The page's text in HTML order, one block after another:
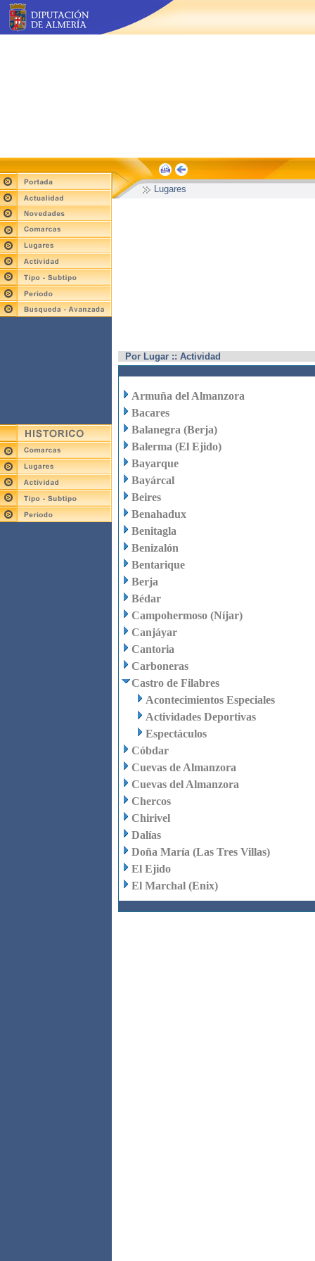
Lugares
Por Lugar :: Actividad
Armuña del Almanzora
Bacares
Balanegra (Berja)
Balerma (El Ejido)
Bayarque
Bayárcal
Beires
Benahadux
Benitagla
Benizalón
Bentarique
Berja
Bédar
Campohermoso (Níjar)
Canjáyar
Cantoria
Carboneras
Castro de Filabres
Acontecimientos Especiales
Actividades Deportivas
Espectáculos
Cóbdar
Cuevas de Almanzora
Cuevas del Almanzora
Chercos
Chirivel
Dalías
Doña María (Las Tres Villas)
El Ejido
El Marchal (Enix)